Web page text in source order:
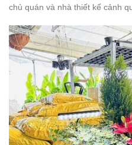
chủ quán và nhà thiết kế cảnh